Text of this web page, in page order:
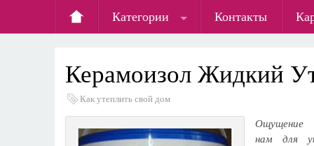
Категории Контакты
Керамоизол Жидкий
Как утеплить свой дом
Ощущение
нам для